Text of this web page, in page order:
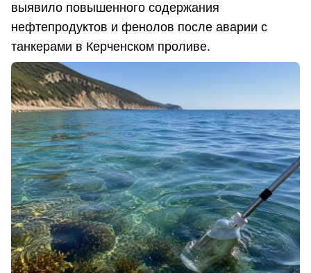
выявило повышенного содержания
нефтепродуктов и фенолов после аварии с
танкерами в Керченском проливе.